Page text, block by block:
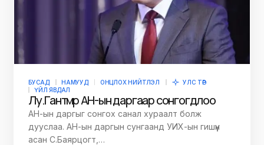
БУСАД НАМУУД ОНЦЛОХ НИЙТЛЭЛ
УЛС ТӨР
ҮЙЛ ЯВДАЛ
Лу.Гантөмөр АН-ын даргаар сонгогдлоо
АН-ын даргыг сонгох санал хураалт болж
дууслаа. АН-ын даргын сунгаанд УИХ-ын гишүүн
асан С.Баярцогт,…